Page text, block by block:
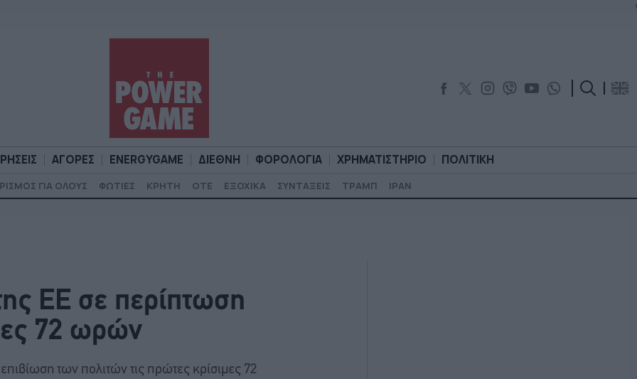
ΑΓΟΡΕΣ ENERGYGAME ΔΙΕΘΝΗ ΦΟΡΟΛΟΓΙΑ ΧΡΗΜΑΤΙΣΤΗΡΙΟ ΠΟΛΙΤΙΚΗ
ΓΙΑ ΟΛΟΥΣ ΦΩΤΙΕΣ ΚΡΗΤΗ ΟΤΕ ΕΞΟΧΙΚΑ ΣΥΝΤΑΞΕΙΣ ΤΡΑΜΠ ΙΡΑΝ
ΕΕ σε περίπτωση
72 ωρών
επιβίωση των πολιτών τις πρώτες κρίσιμες 72